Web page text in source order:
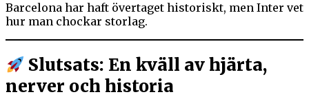
Barcelona har haft övertaget historiskt, men Inter vet
hur man chockar storlag.
Slutsats: En kväll av hjärta,
nerver och historia